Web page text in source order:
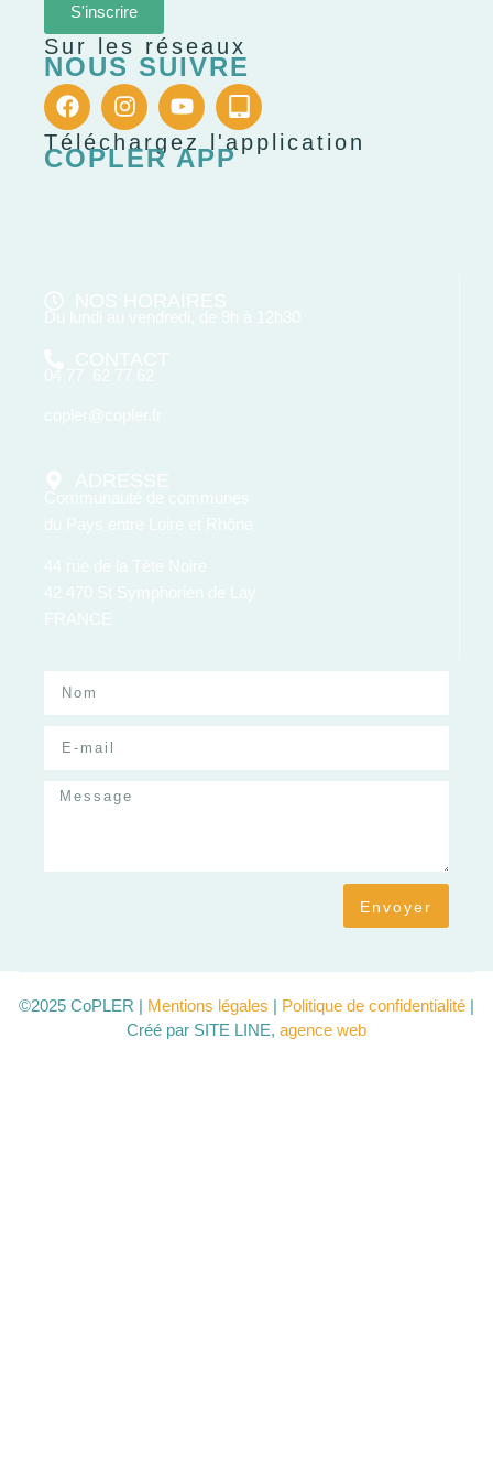
S'inscrire
Sur les réseaux
NOUS SUIVRE
Téléchargez l'application
COPLER APP
Envoyer
©2025 CoPLER | Mentions légales | Politique de confidentialité |
Créé par SITE LINE, agence web